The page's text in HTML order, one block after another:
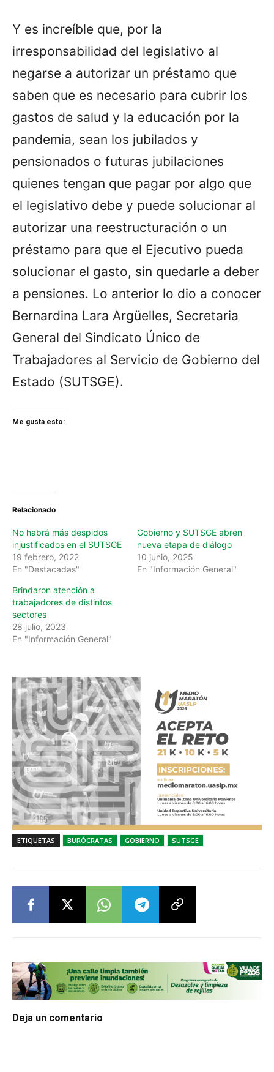
Y es increíble que, por la
irresponsabilidad del legislativo al
negarse a autorizar un préstamo que
saben que es necesario para cubrir los
gastos de salud y la educación por la
pandemia, sean los jubilados y
pensionados o futuras jubilaciones
quienes tengan que pagar por algo que
el legislativo debe y puede solucionar al
autorizar una reestructuración o un
préstamo para que el Ejecutivo pueda
solucionar el gasto, sin quedarle a deber
a pensiones. Lo anterior lo dio a conocer
Bernardina Lara Argüelles, Secretaria
General del Sindicato Único de
Trabajadores al Servicio de Gobierno del
Estado (SUTSGE).
Me gusta esto:
Relacionado
No habrá más despidos
injustificados en el SUTSGE
19 febrero, 2022
En "Destacadas"
Gobierno y SUTSGE abren
nueva etapa de diálogo
10 junio, 2025
En "Información General"
Brindaron atención a
trabajadores de distintos
sectores
28 julio, 2023
En "Información General"
ETIQUETAS BURÓCRATAS GOBIERNO SUTSGE
Deja un comentario